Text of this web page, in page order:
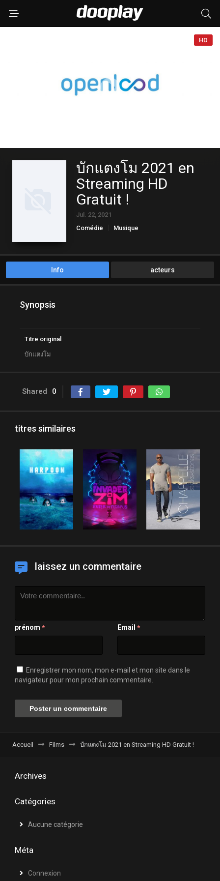
HD
บักแตงโม 2021 en
Streaming HD
Gratuit !
Jul. 22, 2021
Comédie
Musique
Info acteurs
Synopsis
Titre original
บักแตงโม
Shared 0
titres similaires
laissez un commentaire
prénom * Email *
Enregistrer mon nom, mon e-mail et mon site dans le
navigateur pour mon prochain commentaire.
Accueil Films บักแตงโม 2021 en Streaming HD Gratuit !
Archives
Catégories
Aucune catégorie
Méta
Connexion